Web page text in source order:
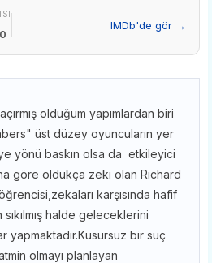
IMDb'de gör →
olduğum yapımlardan biri
üst düzey oyuncuların yer
yönü baskın olsa da etkileyici
göre oldukça zeki olan Richard
karşısında hafif
halde geleceklerini
yapmaktadır.Kusursuz bir suç
olmayı planlayan